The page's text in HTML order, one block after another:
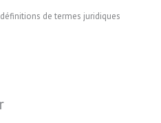
de termes juridiques